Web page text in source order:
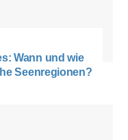
Wann und wie
Seenregionen?